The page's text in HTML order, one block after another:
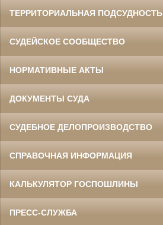
ТЕРРИТОРИАЛЬНАЯ ПОДСУДНОСТЬ
СУДЕЙСКОЕ СООБЩЕСТВО
НОРМАТИВНЫЕ АКТЫ
ДОКУМЕНТЫ СУДА
СУДЕБНОЕ ДЕЛОПРОИЗВОДСТВО
СПРАВОЧНАЯ ИНФОРМАЦИЯ
КАЛЬКУЛЯТОР ГОСПОШЛИНЫ
ПРЕСС-СЛУЖБА